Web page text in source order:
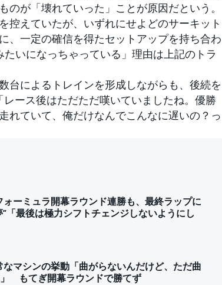
が「壊れていった」ことが原因だという。
控えていたが、いずれにせよどのサーキット
、一定の確信を得たセットアップを持ち合わ
いになっちゃっている」理由は上記のトラ
によるトレインを形成しながらも、後続を
ース後はただただ嘆いていましたね。優勝
れていて、俺だけなんでこんなに遅いの？っ
ーミュラ開幕ラウンド連勝も、最終ラップに
「最後は極力シフトチェンジしないようにし
マシンの挙動「曲がらないんだけど、ただ曲
もてぎ開幕ラウンドで勝てず